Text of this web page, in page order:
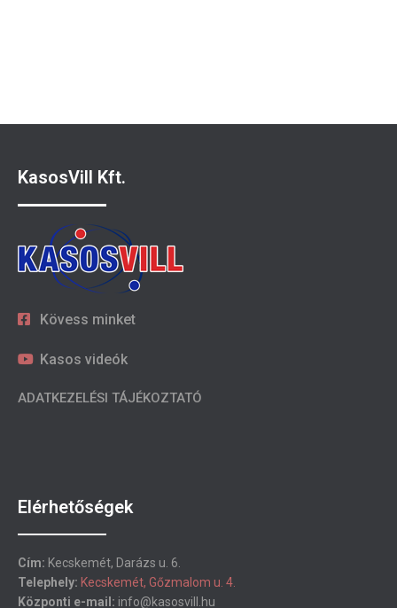
KasosVill Kft.
Kövess minket
Kasos videók
ADATKEZELÉSI TÁJÉKOZTATÓ
Elérhetőségek
Cím: Kecskemét, Darázs u. 6.
Telephely: Kecskemét, Gőzmalom u. 4.
Központi e-mail: info@kasosvill.hu